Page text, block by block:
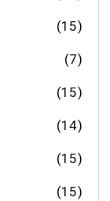
(15)
(7)
(15)
(14)
(15)
(15)